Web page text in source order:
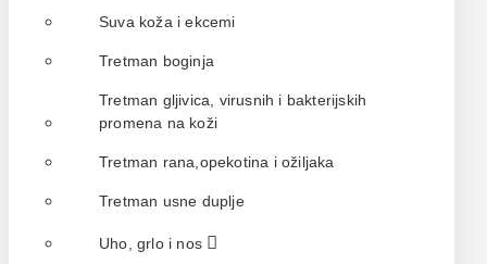
Suva koža i ekcemi
Tretman boginja
Tretman gljivica, virusnih i bakterijskih
promena na koži
Tretman rana,opekotina i ožiljaka
Tretman usne duplje
Uho, grlo i nos